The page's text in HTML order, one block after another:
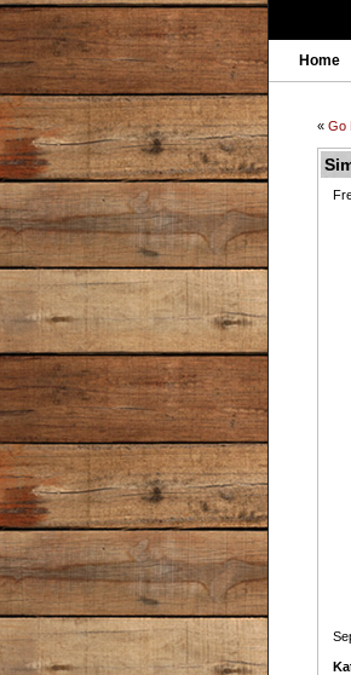
Home
« Go